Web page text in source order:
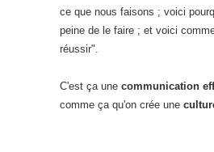
ce que nous faisons ; voici
peine de le faire ; et voici
réussir".
C'est ça une communication
comme ça qu'on crée une